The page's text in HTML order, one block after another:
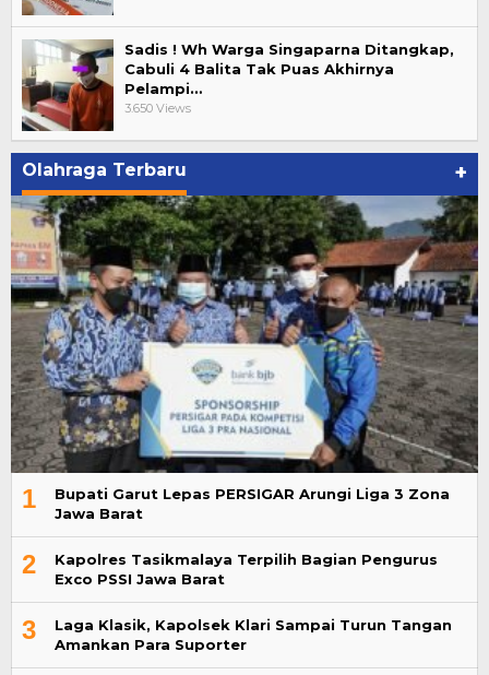
Sadis ! Wh Warga Singaparna Ditangkap,
Cabuli 4 Balita Tak Puas Akhirnya
Pelampi…
3.650 Views
Olahraga Terbaru +
1
Bupati Garut Lepas PERSIGAR Arungi Liga 3 Zona
Jawa Barat
2
Kapolres Tasikmalaya Terpilih Bagian Pengurus
Exco PSSI Jawa Barat
3
Laga Klasik, Kapolsek Klari Sampai Turun Tangan
Amankan Para Suporter